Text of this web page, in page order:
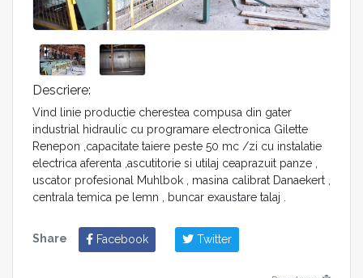
Descriere:
Vind linie productie cherestea compusa din gater
industrial hidraulic cu programare electronica Gilette
Renepon ,capacitate taiere peste 50 mc /zi cu instalatie
electrica aferenta ,ascutitorie si utilaj ceaprazuit panze ,
uscator profesional Muhlbok , masina calibrat Danaekert ,
centrala temica pe lemn , buncar exaustare talaj .
Share Facebook Twitter